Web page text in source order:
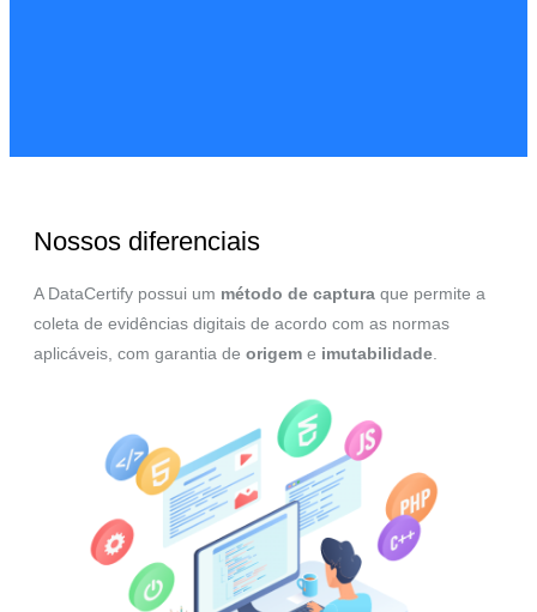
Nossos diferenciais
A DataCertify possui um método de captura que permite a
coleta de evidências digitais de acordo com as normas
aplicáveis, com garantia de origem e imutabilidade.